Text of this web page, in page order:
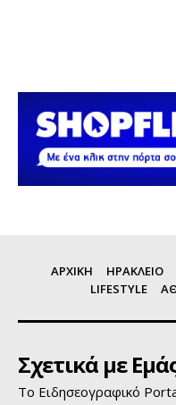
ΑΡΧΙΚΗ ΗΡΑΚΛΕΙΟ
LIFESTYLE
Σχετικά με
Το Ειδησεογραφικό